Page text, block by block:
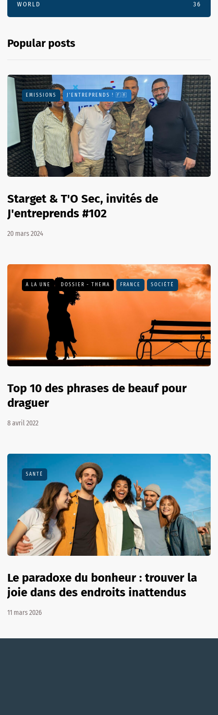
WORLD 36
Popular posts
EMISSIONS J'ENTREPRENDS ! 🇫🇷
Starget & T'O Sec, invités de
J'entreprends #102
20 mars 2024
A LA UNE DOSSIER - THEMA FRANCE SOCIÉTÉ
Top 10 des phrases de beauf pour
draguer
8 avril 2022
SANTÉ
Le paradoxe du bonheur : trouver la
joie dans des endroits inattendus
11 mars 2026